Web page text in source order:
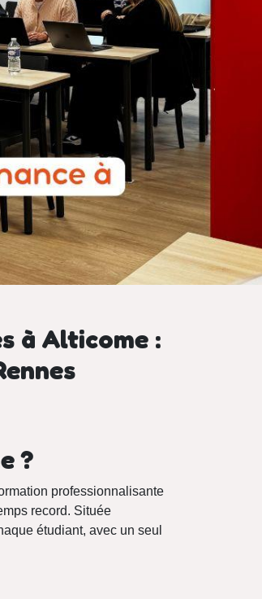
à Alticome :
?
professionnalisante
record. Située
étudiant, avec un seul